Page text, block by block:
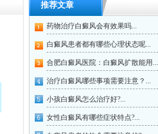
推荐文章
药物治疗白癜风会有效果吗...
白癜风患者都有哪些心理状态呢...
合肥白癜风医院：白癜风扩散能用...
治疗白癜风哪些事项需要注意？...
小孩白癜风怎么治疗好?...
女性白癜风有哪些症状特点?...